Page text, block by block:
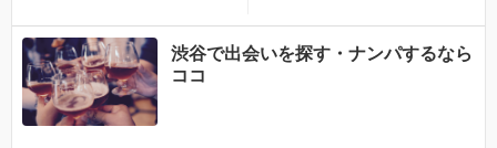
りやすく解説！
渋谷で出会いを探す・ナンパするなら
ココ